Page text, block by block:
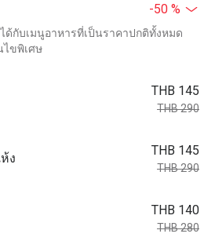
-50 %
กับเมนูอาหารที่เป็นราคาปกติทั้งหมด
ไขพิเศษ
THB 145
THB 290
ง
THB 145
THB 290
THB 140
THB 280